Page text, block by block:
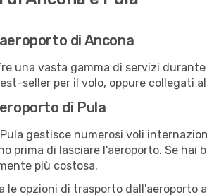
di Ancona
una vasta gamma di servizi
seller per il volo, oppure collegati
di Pula
gestisce numerosi voli
prima di lasciare l'aeroporto. Se hai
più costosa.
le opzioni di trasporto dall'aeroporto